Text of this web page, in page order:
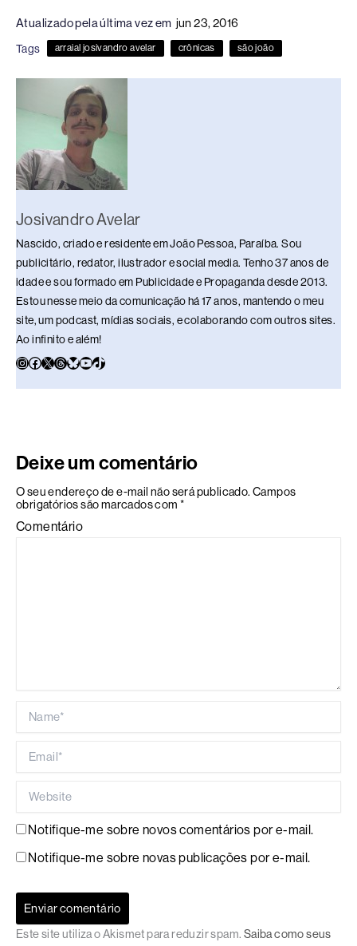
e
b
o
o
a
d
s
e
dI
n
sk
y
s
A
p
y
Li
n
e
Atualizado pela última vez em jun 23, 2016
Tags arraial josivandro avelar crônicas são joão
Josivandro Avelar
Nascido, criado e residente em João Pessoa, Paraíba. Sou
publicitário, redator, ilustrador e social media. Tenho 37 anos de
idade e sou formado em Publicidade e Propaganda desde 2013.
Estou nesse meio da comunicação há 17 anos, mantendo o meu
site, um podcast, mídias sociais, e colaborando com outros sites.
Ao infinito e além!
Deixe um comentário
O seu endereço de e-mail não será publicado. Campos
obrigatórios são marcados com *
Comentário
Notifique-me sobre novos comentários por e-mail.
Notifique-me sobre novas publicações por e-mail.
Este site utiliza o Akismet para reduzir spam. Saiba como seus